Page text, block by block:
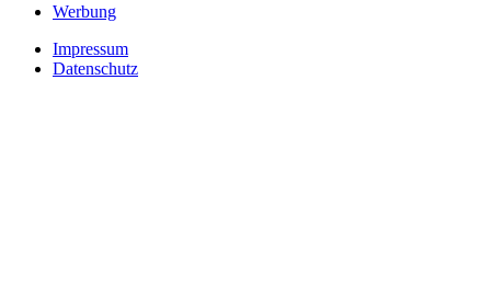
Werbung
Impressum
Datenschutz